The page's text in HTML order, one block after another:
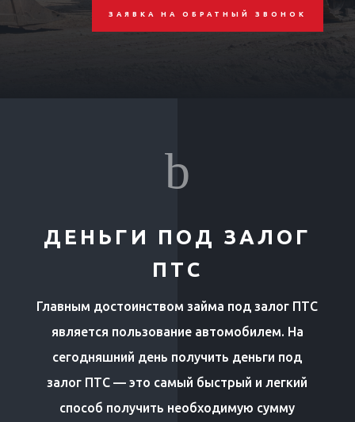
ЗАЯВКА НА ОБРАТНЫЙ ЗВОНОК
b
ДЕНЬГИ ПОД ЗАЛОГ
ПТС
Главным достоинством займа под залог ПТС
является пользование автомобилем. На
сегодняшний день получить деньги под
залог ПТС — это самый быстрый и легкий
способ получить необходимую сумму